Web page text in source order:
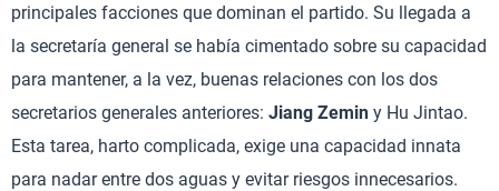
principales facciones que dominan el partido. Su llegada a
la secretaría general se había cimentado sobre su capacidad
para mantener, a la vez, buenas relaciones con los dos
secretarios generales anteriores: Jiang Zemin y Hu Jintao.
Esta tarea, harto complicada, exige una capacidad innata
para nadar entre dos aguas y evitar riesgos innecesarios.